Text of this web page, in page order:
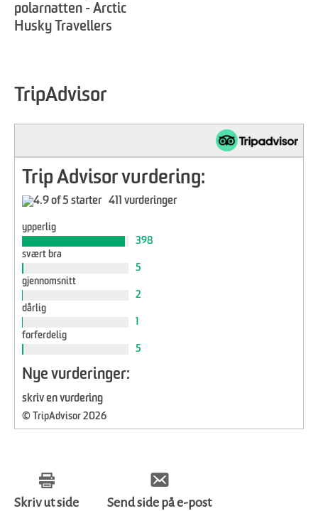
polarnatten - Arctic
Husky Travellers
TripAdvisor
Trip Advisor vurdering:
411 vurderinger
ypperlig
398
svært bra
5
gjennomsnitt
2
dårlig
forferdelig
5
Nye vurderinger:
skriv en vurdering
© TripAdvisor 2026
Skriv ut side Send side på e-post